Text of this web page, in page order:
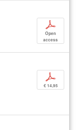
p
Open
access
p
€ 14,95